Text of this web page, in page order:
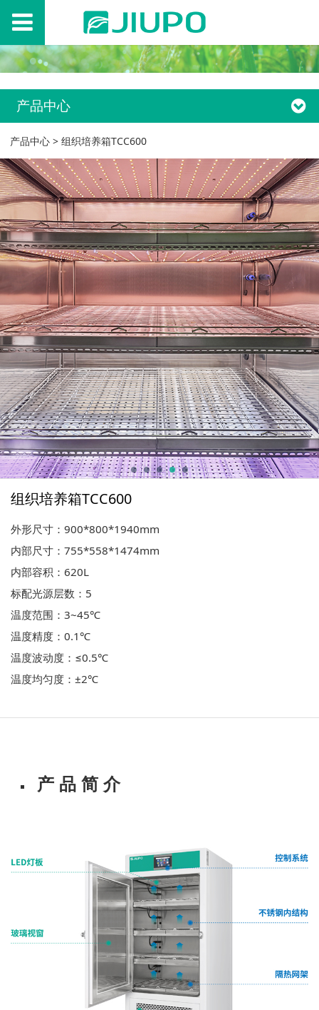
产品中心
产品中心 > 组织培养箱TCC600
组织培养箱TCC600
外形尺寸：900*800*1940mm
内部尺寸：755*558*1474mm
内部容积：620L
标配光源层数：5
温度范围：3~45℃
温度精度：0.1℃
温度波动度：≤0.5℃
温度均匀度：±2℃
产 品 简 介